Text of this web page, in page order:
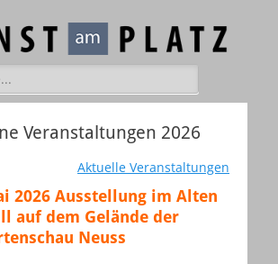
Kunst am Platz
– Kreativ-Events
Veranstaltungen 2026
Aktuelle Veranstaltungen
2026 Ausstellung im Alten
auf dem Gelände der
Neuss